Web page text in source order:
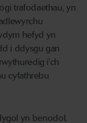
trafodaethau, yn
hefyd yn
i ddysgu gan
i'ch
cyfathrebu
yn benodol,